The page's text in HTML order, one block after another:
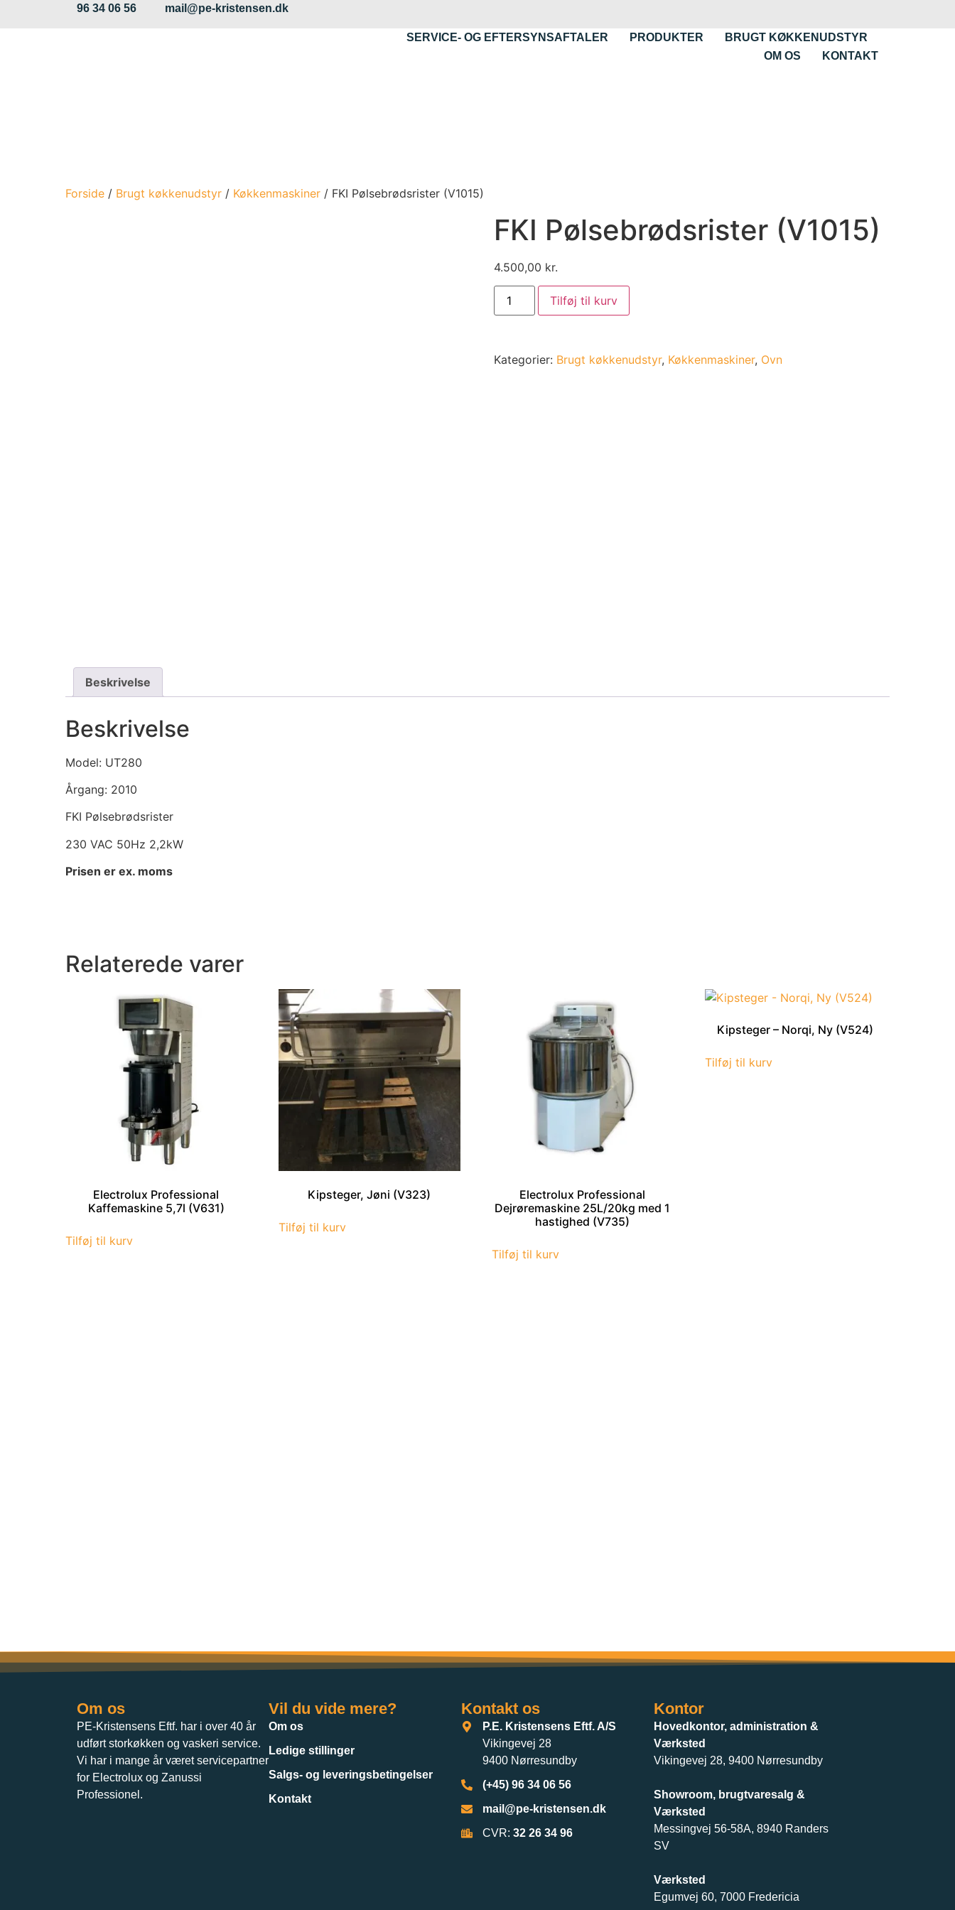
96 34 06 56 mail@pe-kristensen.dk
SERVICE- OG EFTERSYNSAFTALER PRODUKTER
BRUGT KØKKENUDSTYR
OM OS
KONTAKT
Forside / Brugt køkkenudstyr / Køkkenmaskiner / FKI Pølsebrødsrister (V1015)
FKI Pølsebrødsrister (V1015)
4.500,00 kr.
Tilføj til kurv
Kategorier: Brugt køkkenudstyr, Køkkenmaskiner, Ovn
Beskrivelse
Beskrivelse
Model: UT280
Årgang: 2010
FKI Pølsebrødsrister
230 VAC 50Hz 2,2kW
Prisen er ex. moms
Relaterede varer
Electrolux Professional
Kaffemaskine 5,7l (V631)
Tilføj til kurv
Kipsteger, Jøni (V323)
Tilføj til kurv
Electrolux Professional
Dejrøremaskine 25L/20kg med 1
hastighed (V735)
Tilføj til kurv
Kipsteger – Norqi, Ny (V524)
Tilføj til kurv
Om os
PE-Kristensens Eftf. har i over 40 år
udført storkøkken og vaskeri service.
Vi har i mange år været servicepartner
for Electrolux og Zanussi
Professionel.
Vil du vide mere?
Om os
Ledige stillinger
Salgs- og leveringsbetingelser
Kontakt
Kontakt os
P.E. Kristensens Eftf. A/S
Vikingevej 28
9400 Nørresundby
(+45) 96 34 06 56
mail@pe-kristensen.dk
CVR: 32 26 34 96
Kontor
Hovedkontor, administration &
Værksted
Vikingevej 28, 9400 Nørresundby
Showroom, brugtvaresalg &
Værksted
Messingvej 56-58A, 8940 Randers
SV
Værksted
Egumvej 60, 7000 Fredericia